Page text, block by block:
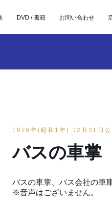
DVD / 書籍 お問い合わせ
1926年(昭和1年) 12月31日公
バスの車掌
バスの車掌、バス会社の車庫
※音声はございません。